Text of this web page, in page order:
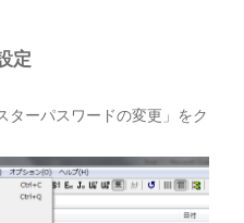
定
ターパスワードの変更」をク